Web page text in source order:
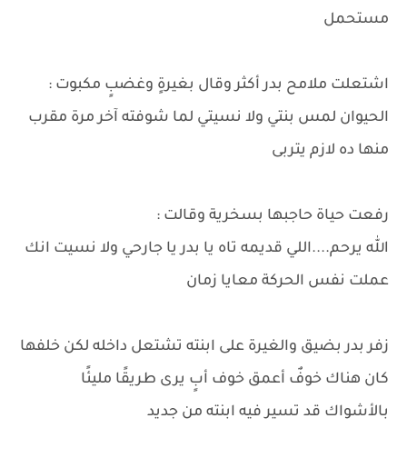
مستحمل
اشتعلت ملامح بدر أكثر وقال بغيرةٍ وغضبٍ مكبوت :
الحيوان لمس بنتي ولا نسيتي لما شوفته آخر مرة مقرب
منها ده لازم يتربى
رفعت حياة حاجبها بسخرية وقالت :
الله يرحم....اللي قديمه تاه يا بدر يا جارحي ولا نسيت انك
عملت نفس الحركة معايا زمان
زفر بدر بضيق والغيرة على ابنته تشتعل داخله لكن خلفها
كان هناك خوفٌ أعمق خوف أبٍ يرى طريقًا مليئًا
بالأشواك قد تسير فيه ابنته من جديد